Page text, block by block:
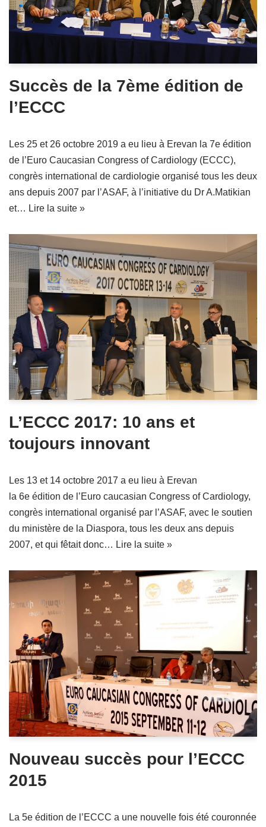
Succès de la 7ème édition de
l’ECCC
Les 25 et 26 octobre 2019 a eu lieu à Erevan la 7e édition
de l’Euro Caucasian Congress of Cardiology (ECCC),
congrès international de cardiologie organisé tous les deux
ans depuis 2007 par l’ASAF, à l’initiative du Dr A.Matikian
et… Lire la suite »
L’ECCC 2017: 10 ans et
toujours innovant
Les 13 et 14 octobre 2017 a eu lieu à Erevan
la 6e édition de l’Euro caucasian Congress of Cardiology,
congrès international organisé par l’ASAF, avec le soutien
du ministère de la Diaspora, tous les deux ans depuis
2007, et qui fêtait donc… Lire la suite »
Nouveau succès pour l’ECCC
2015
La 5e édition de l’ECCC a une nouvelle fois été couronnée